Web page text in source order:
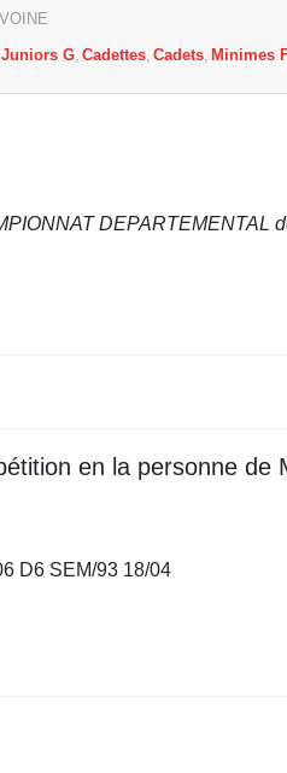
Juniors G Cadettes Cadets Minimes
DEPARTEMENTAL
en la personne de
D6 SEM/93 18/04